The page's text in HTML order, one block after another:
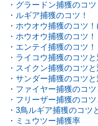
・グラードン捕獲のコツ
・ルギア捕獲のコツ！
・ホウオウ捕獲のコツ
・ホウオウ捕獲のコツ！
・エンテイ捕獲のコツ！
・ライコウ捕獲のコツと
・スイクン捕獲のコツと
・サンダー捕獲のコツ
・ファイヤー捕獲のコ
・フリーザー捕獲のコ
・3鳥ルギア捕獲のコツ
・ミュウツー捕獲率